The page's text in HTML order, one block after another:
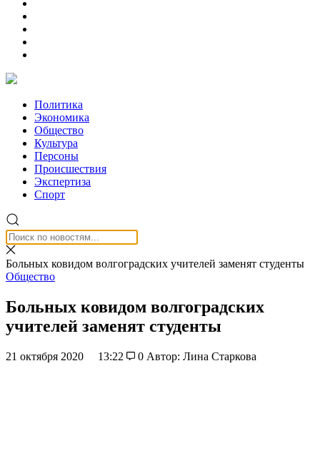
Политика
Экономика
Общество
Культура
Персоны
Происшествия
Экспертиза
Спорт
Больных ковидом волгоградских учителей заменят студенты
Общество
Больных ковидом волгоградских
учителей заменят студенты
21 октября 2020 13:22 0 Автор: Лина Старкова